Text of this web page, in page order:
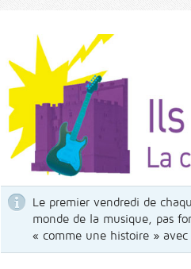
Le premier vendredi de
monde de la musique, pas
« comme une histoire » avec